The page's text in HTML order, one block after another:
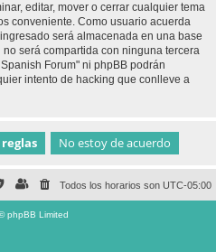
editar, mover o cerrar cualquier tema
conveniente. Como usuario acuerda
será almacenada en una base
será compartida con ninguna tercera
Forum" ni phpBB podrán
intento de hacking que conlleve a
Todos los horarios son UTC-05:00
phpBB Limited